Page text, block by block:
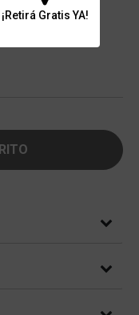
¡Retirá Gratis YA!